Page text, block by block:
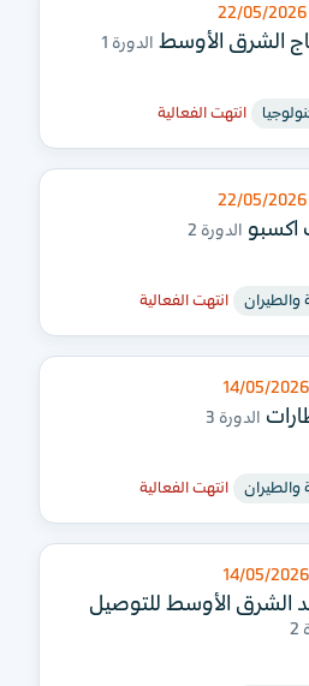
الشرق الأوسط الدورة 1
انتهت الفعالية
الدورة 2
والطيران انتهت الفعالية
الدورة 3
والطيران انتهت الفعالية
الشرق الأوسط للتوصيل